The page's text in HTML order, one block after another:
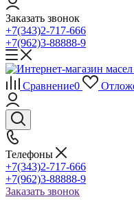
Заказать звонок
+7(343)2-717-666
+7(962)3-88888-9
Сравнение0
Телефоны
+7(343)2-717-666
+7(962)3-88888-9
Заказать звонок